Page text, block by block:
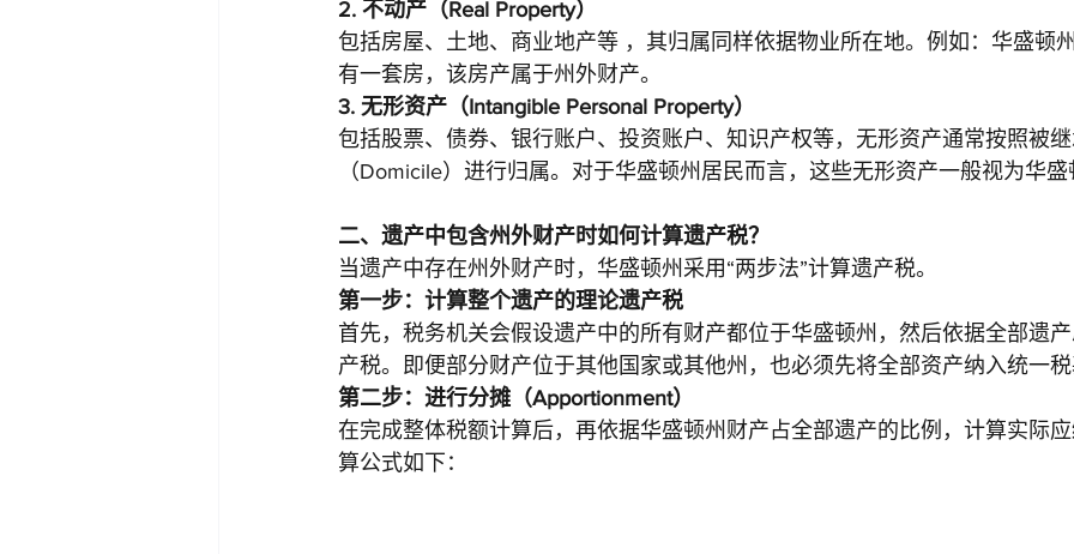
2. 不动产（Real Property）
包括房屋、土地、商业地产等 ，其归属同样依据物业所在地。例如：华盛顿
有一套房，该房产属于州外财产。
3. 无形资产（Intangible Personal Property）
包括股票、债券、银行账户、投资账户、知识产权等，无形资产通常按照被
（Domicile）进行归属。对于华盛顿州居民而言，这些无形资产一般视为华盛
二、遗产中包含州外财产时如何计算遗产税？
当遗产中存在州外财产时，华盛顿州采用“两步法”计算遗产税。
第一步：计算整个遗产的理论遗产税
首先，税务机关会假设遗产中的所有财产都位于华盛顿州，然后依据全部遗
产税。即便部分财产位于其他国家或其他州，也必须先将全部资产纳入统一税
第二步：进行分摊（Apportionment）
在完成整体税额计算后，再依据华盛顿州财产占全部遗产的比例，计算实际
算公式如下：